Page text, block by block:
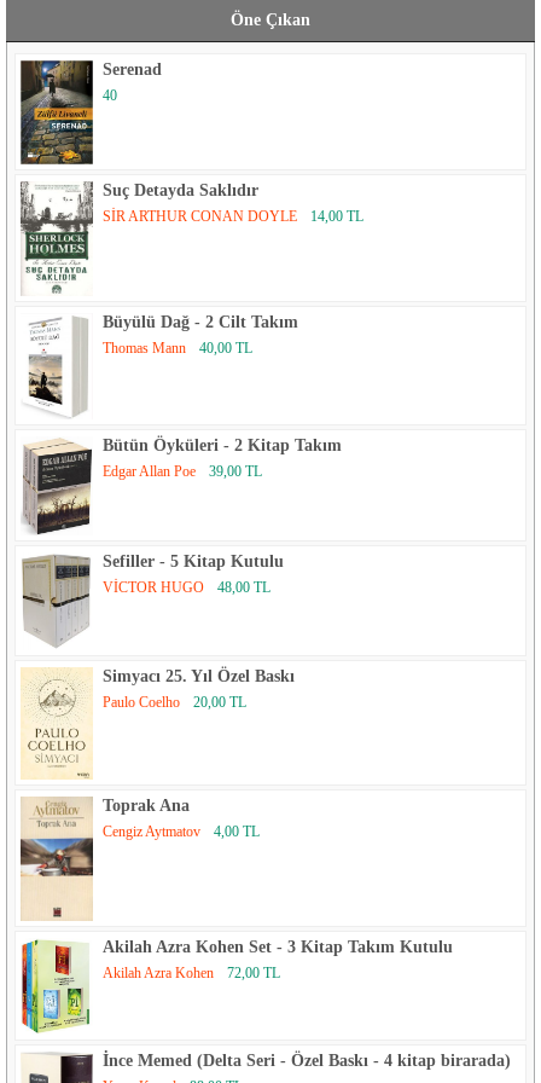
Öne Çıkan
Serenad
40
Suç Detayda Saklıdır
SİR ARTHUR CONAN DOYLE 14,00 TL
Büyülü Dağ - 2 Cilt Takım
Thomas Mann 40,00 TL
Bütün Öyküleri - 2 Kitap Takım
Edgar Allan Poe 39,00 TL
Sefiller - 5 Kitap Kutulu
VİCTOR HUGO 48,00 TL
Simyacı 25. Yıl Özel Baskı
Paulo Coelho 20,00 TL
Toprak Ana
Cengiz Aytmatov 4,00 TL
Akilah Azra Kohen Set - 3 Kitap Takım Kutulu
Akilah Azra Kohen 72,00 TL
İnce Memed (Delta Seri - Özel Baskı - 4 kitap birarada)